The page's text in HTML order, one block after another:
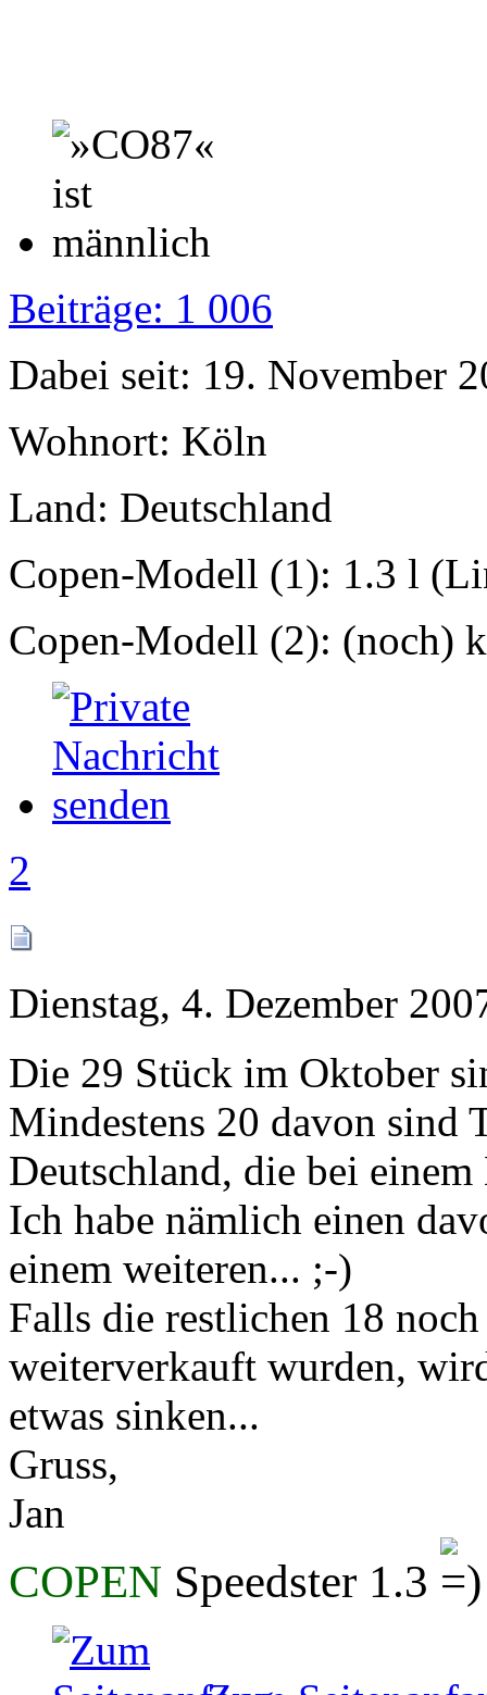
Beiträge: 1 006
Dabei seit: 19. November
Wohnort: Köln
Land: Deutschland
Copen-Modell (1): 1.3 l
Copen-Modell (2): (noch)
2
Dienstag, 4. Dezember
Die 29 Stück im Oktober
Mindestens 20 davon sind
Deutschland, die bei
Ich habe nämlich einen
einem weiteren... ;-)
Falls die restlichen 18
weiterverkauft wurden,
etwas sinken...
Gruss,
Jan
COPEN Speedster 1.3